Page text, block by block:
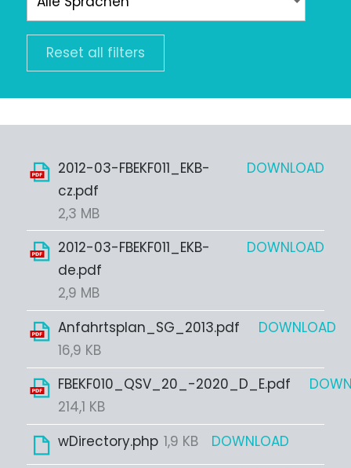
Reset all filters
2012-03-FBEKF011_EKB-
cz.pdf
2,3 MB
DOWNLOAD
2012-03-FBEKF011_EKB-
de.pdf
2,9 MB
DOWNLOAD
Anfahrtsplan_SG_2013.pdf
16,9 KB
DOWNLOAD
FBEKF010_QSV_20_-2020_D_E.pdf
214,1 KB
wDirectory.php 1,9 KB
DOWNLOAD